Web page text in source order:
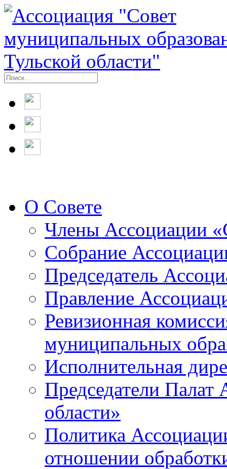
О Совете
Члены Ассоциации
Собрание
Председатель
Правление
Ревизионная
муниципальных
Исполнительная
Председатели
области»
Политика
отношении